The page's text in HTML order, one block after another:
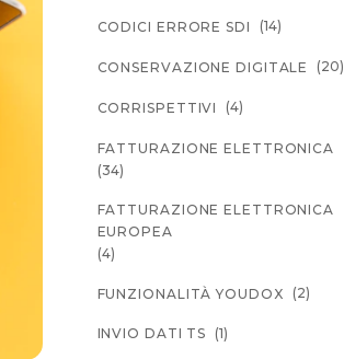
CODICI ERRORE SDI (14)
CONSERVAZIONE DIGITALE (20)
CORRISPETTIVI (4)
FATTURAZIONE ELETTRONICA
(34)
FATTURAZIONE ELETTRONICA
EUROPEA
(4)
FUNZIONALITÀ YOUDOX (2)
INVIO DATI TS (1)